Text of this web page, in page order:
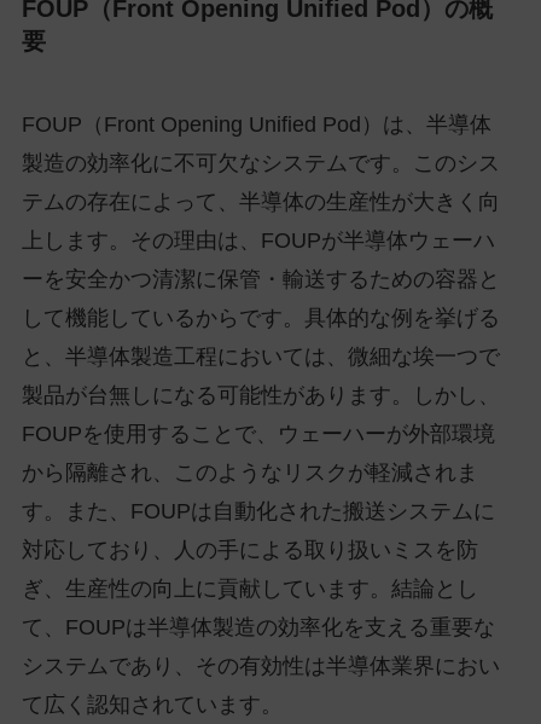
FOUP（Front Opening Unified Pod）の概
要
FOUP（Front Opening Unified Pod）は、半導体
製造の効率化に不可欠なシステムです。このシス
テムの存在によって、半導体の生産性が大きく向
上します。その理由は、FOUPが半導体ウェーハ
ーを安全かつ清潔に保管・輸送するための容器と
して機能しているからです。具体的な例を挙げる
と、半導体製造工程においては、微細な埃一つで
製品が台無しになる可能性があります。しかし、
FOUPを使用することで、ウェーハーが外部環境
から隔離され、このようなリスクが軽減されま
す。また、FOUPは自動化された搬送システムに
対応しており、人の手による取り扱いミスを防
ぎ、生産性の向上に貢献しています。結論とし
て、FOUPは半導体製造の効率化を支える重要な
システムであり、その有効性は半導体業界におい
て広く認知されています。